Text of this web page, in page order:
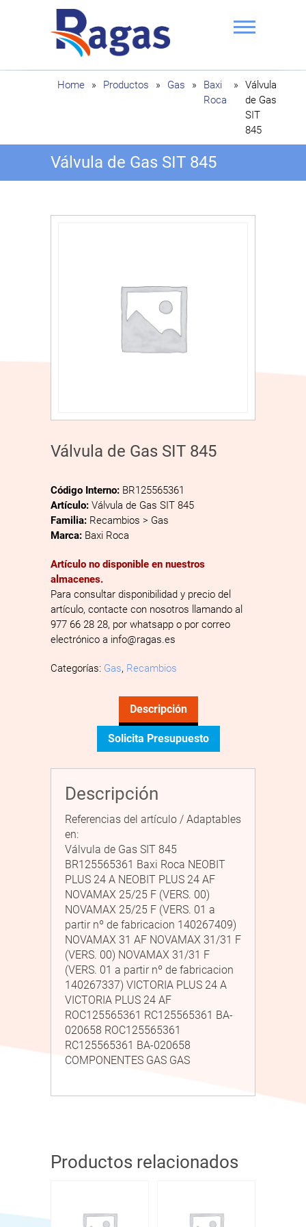
Ragas
Home » Productos » Gas »
Baxi
Roca
»
Válvula
de Gas
SIT
845
Válvula de Gas SIT 845
Válvula de Gas SIT 845
Código Interno: BR125565361
Artículo: Válvula de Gas SIT 845
Familia: Recambios > Gas
Marca: Baxi Roca
Artículo no disponible en nuestros
almacenes.
Para consultar disponibilidad y precio del
artículo, contacte con nosotros llamando al
977 66 28 28, por whatsapp o por correo
electrónico a info@ragas.es
Categorías: Gas, Recambios
Descripción
Solicita Presupuesto
Descripción
Referencias del artículo / Adaptables
en:
Válvula de Gas SIT 845
BR125565361 Baxi Roca NEOBIT
PLUS 24 A NEOBIT PLUS 24 AF
NOVAMAX 25/25 F (VERS. 00)
NOVAMAX 25/25 F (VERS. 01 a
partir nº de fabricacion 140267409)
NOVAMAX 31 AF NOVAMAX 31/31 F
(VERS. 00) NOVAMAX 31/31 F
(VERS. 01 a partir nº de fabricacion
140267337) VICTORIA PLUS 24 A
VICTORIA PLUS 24 AF
ROC125565361 RC125565361 BA-
020658 ROC125565361
RC125565361 BA-020658
COMPONENTES GAS GAS
Productos relacionados